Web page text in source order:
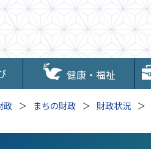
健康・福祉
政 まちの財政 財政状況